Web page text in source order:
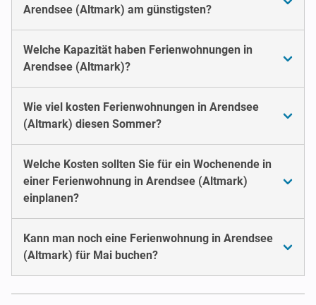
Arendsee (Altmark) am günstigsten?
Welche Kapazität haben Ferienwohnungen in
Arendsee (Altmark)?
Wie viel kosten Ferienwohnungen in Arendsee
(Altmark) diesen Sommer?
Welche Kosten sollten Sie für ein Wochenende in
einer Ferienwohnung in Arendsee (Altmark)
einplanen?
Kann man noch eine Ferienwohnung in Arendsee
(Altmark) für Mai buchen?